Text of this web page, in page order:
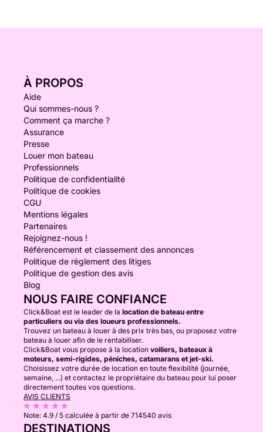
À PROPOS
Aide
Qui sommes-nous ?
Comment ça marche ?
Assurance
Presse
Louer mon bateau
Professionnels
Politique de confidentialité
Politique de cookies
CGU
Mentions légales
Partenaires
Rejoignez-nous !
Référencement et classement des annonces
Politique de règlement des litiges
Politique de gestion des avis
Blog
NOUS FAIRE CONFIANCE
Click&Boat est le leader de la location de bateau entre
particuliers ou via des loueurs professionnels.
Trouvez un bateau à louer à des prix très bas, ou proposez votre
bateau à louer afin de le rentabiliser.
Click&Boat vous propose à la location voiliers, bateaux à
moteurs, semi-rigides, péniches, catamarans et jet-ski.
Choisissez votre durée de location en toute flexibilité (journée,
semaine, ...) et contactez le propriétaire du bateau pour lui poser
directement toutes vos questions.
AVIS CLIENTS
Note: 4.9 / 5 calculée à partir de 714540 avis
DESTINATIONS